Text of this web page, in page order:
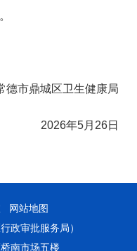
德市鼎城区卫生健康局
2026年5月26日
网站地图
政审批服务局）
南市场五楼